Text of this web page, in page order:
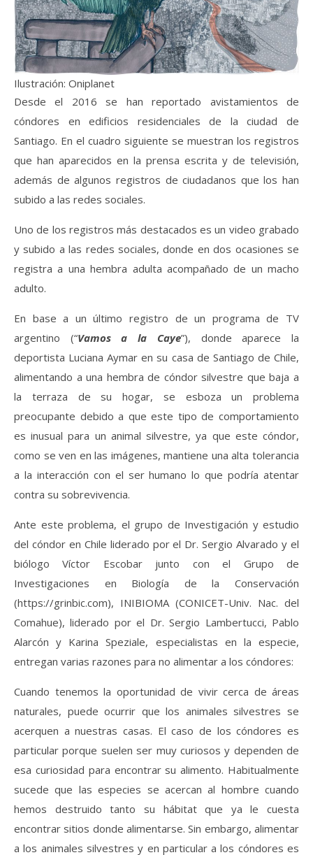
Ilustración: Oniplanet
Desde el 2016 se han reportado avistamientos de
cóndores en edificios residenciales de la ciudad de
Santiago. En el cuadro siguiente se muestran los registros
que han aparecidos en la prensa escrita y de televisión,
además de algunos registros de ciudadanos que los han
subido a las redes sociales.
Uno de los registros más destacados es un video grabado
y subido a las redes sociales, donde en dos ocasiones se
registra a una hembra adulta acompañado de un macho
adulto.
En base a un último registro de un programa de TV
argentino (“Vamos a la Caye”), donde aparece la
deportista Luciana Aymar en su casa de Santiago de Chile,
alimentando a una hembra de cóndor silvestre que baja a
la terraza de su hogar, se esboza un problema
preocupante debido a que este tipo de comportamiento
es inusual para un animal silvestre, ya que este cóndor,
como se ven en las imágenes, mantiene una alta tolerancia
a la interacción con el ser humano lo que podría atentar
contra su sobrevivencia.
Ante este problema, el grupo de Investigación y estudio
del cóndor en Chile liderado por el Dr. Sergio Alvarado y el
biólogo Víctor Escobar junto con el Grupo de
Investigaciones en Biología de la Conservación
(https://grinbic.com), INIBIOMA (CONICET-Univ. Nac. del
Comahue), liderado por el Dr. Sergio Lambertucci, Pablo
Alarcón y Karina Speziale, especialistas en la especie,
entregan varias razones para no alimentar a los cóndores:
Cuando tenemos la oportunidad de vivir cerca de áreas
naturales, puede ocurrir que los animales silvestres se
acerquen a nuestras casas. El caso de los cóndores es
particular porque suelen ser muy curiosos y dependen de
esa curiosidad para encontrar su alimento. Habitualmente
sucede que las especies se acercan al hombre cuando
hemos destruido tanto su hábitat que ya le cuesta
encontrar sitios donde alimentarse. Sin embargo, alimentar
a los animales silvestres y en particular a los cóndores es